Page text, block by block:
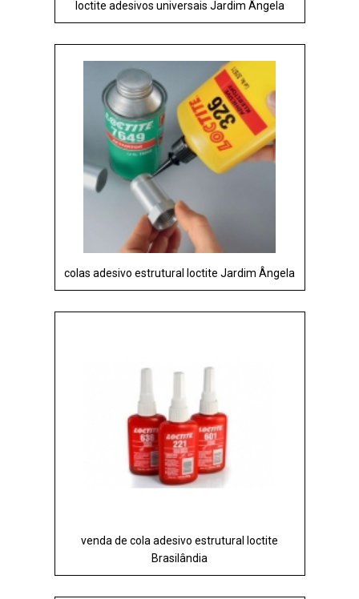
loctite adesivos universais Jardim Ângela
colas adesivo estrutural loctite Jardim Ângela
venda de cola adesivo estrutural loctite
Brasilândia